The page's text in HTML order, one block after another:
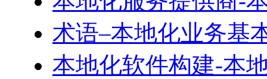
术语–本地化业务基
本地化软件构建-本